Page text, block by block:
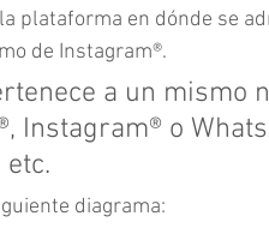
plataforma en dónde se
de Instagram®.
a un mismo
Instagram® o
diagrama: